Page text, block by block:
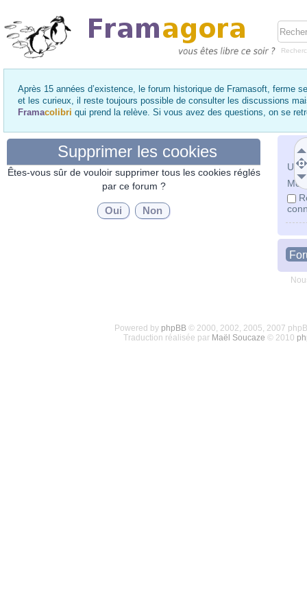
Après 15 années d’existence, le forum historique de Framasoft, ferme
et les curieux, il reste toujours possible de consulter les discussions
Framacolibri qui prend la relève. Si vous avez des questions, on se
Mot
Supprimer les cookies
Êtes-vous sûr de vouloir supprimer tous les cookies réglés
par ce forum ?
Powered by phpBB© 2000, 2002, 2005, 2007
Traduction réalisée par Maël Soucaze © 2010